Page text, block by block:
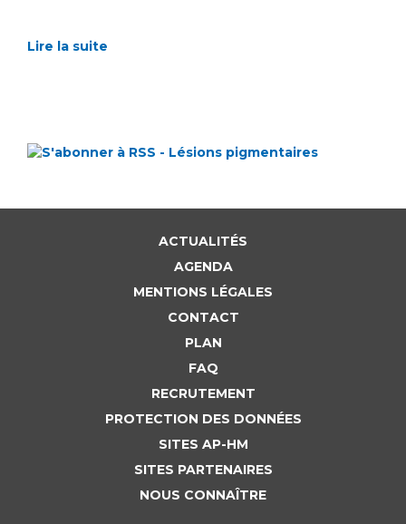
Lire la suite
ACTUALITÉS
AGENDA
MENTIONS LÉGALES
CONTACT
PLAN
FAQ
RECRUTEMENT
PROTECTION DES DONNÉES
SITES AP-HM
SITES PARTENAIRES
NOUS CONNAÎTRE